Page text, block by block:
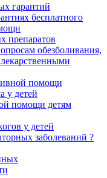
гарантий
бесплатного
препаратов
обезболивания,
помощи
у детей
помощи детям
у детей
заболеваний ?